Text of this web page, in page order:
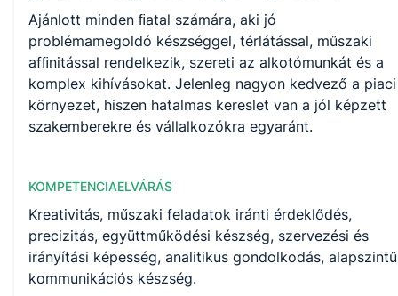
Ajánlott minden ﬁatal számára, aki jó
problémamegoldó készséggel, térlátással, műszaki
afﬁnitással rendelkezik, szereti az alkotómunkát és a
komplex kihívásokat. Jelenleg nagyon kedvező a piaci
környezet, hiszen hatalmas kereslet van a jól képzett
szakemberekre és vállalkozókra egyaránt.
KOMPETENCIAELVÁRÁS
Kreativitás, műszaki feladatok iránti érdeklődés,
precizitás, együttműködési készség, szervezési és
irányítási képesség, analitikus gondolkodás, alapszintű
kommunikációs készség.